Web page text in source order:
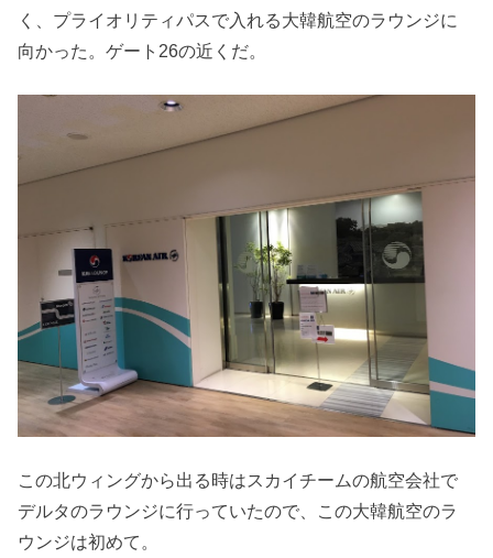
く、プライオリティパスで入れる大韓航空のラウンジに
向かった。ゲート26の近くだ。
この北ウィングから出る時はスカイチームの航空会社で
デルタのラウンジに行っていたので、この大韓航空のラ
ウンジは初めて。